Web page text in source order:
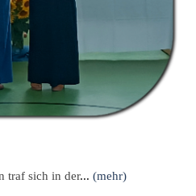
traf sich in der... (mehr)